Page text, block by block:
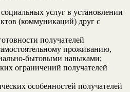
услуг в установлении
(коммуникаций) друг с
получателей
проживанию,
бытовыми навыками;
ограничений получателей
особенностей получателей